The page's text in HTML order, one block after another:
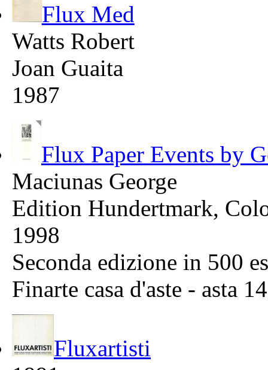
Flux Med
Watts Robert
Joan Guaita
1987
Flux Paper Events by
Maciunas George
Edition Hundertmark,
1998
Seconda edizione in 500
Finarte casa d'aste - asta
Fluxartisti